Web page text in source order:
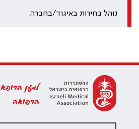
נוהל בחירות באיגוד/בחברה
למען
הרפואה